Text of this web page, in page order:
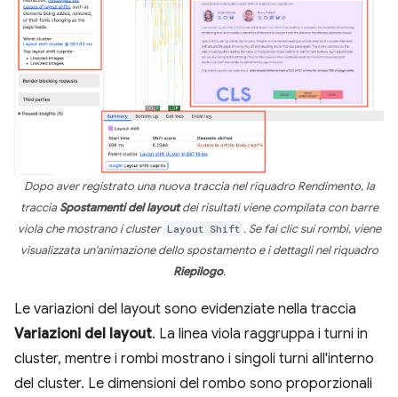
Dopo aver registrato una nuova traccia nel riquadro Rendimento, la
tracciaSpostamenti del layoutdei risultati viene compilata con barre
viola che mostrano i cluster Layout Shift . Se fai clic sui rombi, viene
visualizzata un'animazione dello spostamento e i dettagli nel riquadro
Riepilogo.
Le variazioni del layout sono evidenziate nella traccia
Variazioni del layout. La linea viola raggruppa i turni in
cluster, mentre i rombi mostrano i singoli turni all'interno
del cluster. Le dimensioni del rombo sono proporzionali